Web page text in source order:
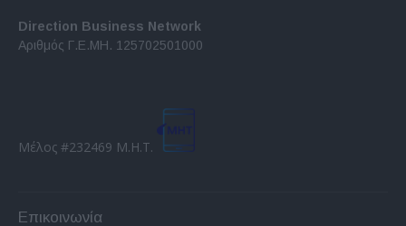
Direction Business Network
Αριθμός Γ.Ε.ΜΗ. 125702501000
Μέλος #232469 Μ.Η.Τ.
Επικοινωνία